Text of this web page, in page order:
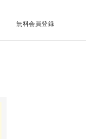
無料会員登録